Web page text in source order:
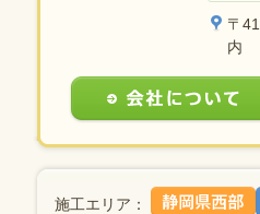
〒
内
施工エリア：